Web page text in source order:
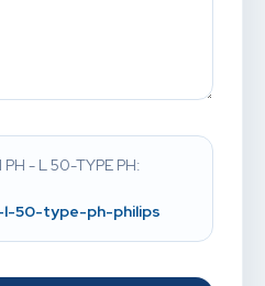
PH - L 50-TYPE PH:
50-type-ph-philips